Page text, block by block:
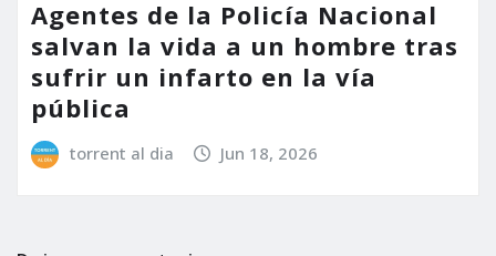
Agentes de la Policía Nacional
salvan la vida a un hombre tras
sufrir un infarto en la vía
pública
torrent al dia Jun 18, 2026